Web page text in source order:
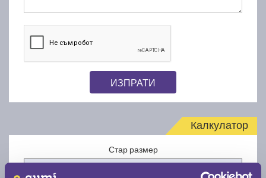
ИЗПРАТИ
Калкулатор
Стар размер